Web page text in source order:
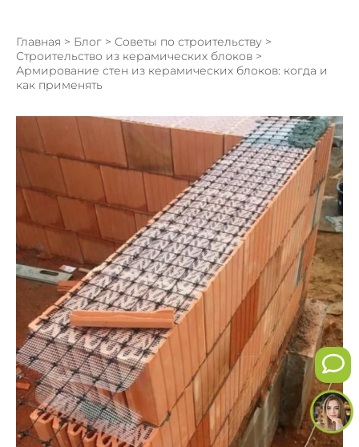
Главная > Блог > Советы по строительству >
Строительство из керамических блоков >
Армирование стен из керамических блоков: когда и
как применять